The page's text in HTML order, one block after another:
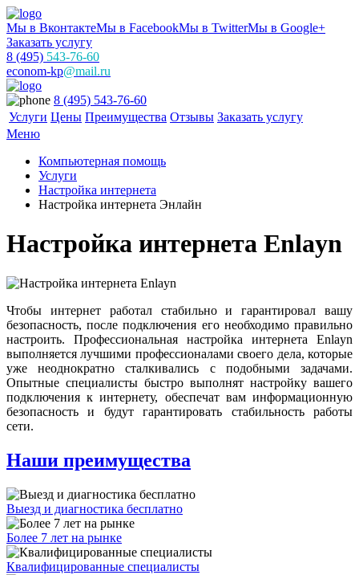
Мы в ВконтактеМы в FacebookМы в TwitterМы в Google+
Заказать услугу
8 (495) 543-76-60
econom-kp@mail.ru
8 (495) 543-76-60
Услуги Цены Преимущества Отзывы Заказать услугу
Меню
Компьютерная помощь
Услуги
Настройка интернета
Настройка интернета Энлайн
Настройка интернета Enlayn
Чтобы интернет работал стабильно и гарантировал вашу
безопасность, после подключения его необходимо правильно
настроить. Профессиональная настройка интернета Enlayn
выполняется лучшими профессионалами своего дела, которые
уже неоднократно сталкивались с подобными задачами.
Опытные специалисты быстро выполнят настройку вашего
подключения к интернету, обеспечат вам информационную
безопасность и будут гарантировать стабильность работы
сети.
Наши преимущества
Выезд и диагностика бесплатно
Более 7 лет на рынке
Квалифицированные специалисты